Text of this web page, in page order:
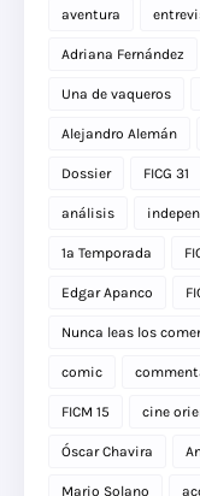
aventura
Adriana Fernández
Una de vaqueros
Alejandro Alemán
Dossier FICG 31
análisis
1a Temporada
Edgar Apanco
Nunca leas los
comic
FICM 15 cine
Óscar Chavira
Mario Solano